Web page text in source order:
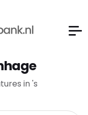
in 's